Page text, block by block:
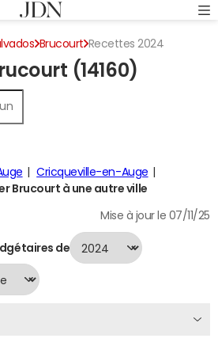
Brucourt Recettes 2024
(14160)
Cricqueville-en-Auge
Brucourt à une autre ville
Mise à jour le 07/11/25
de